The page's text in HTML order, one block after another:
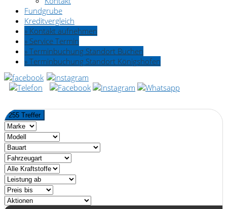
Fundgrube
Kreditvergleich
» Kontakt aufnehmen
» Service Termin
» Terminbuchung Standort Buchen
» Terminbuchung Standort Königshofen
255 Treffer